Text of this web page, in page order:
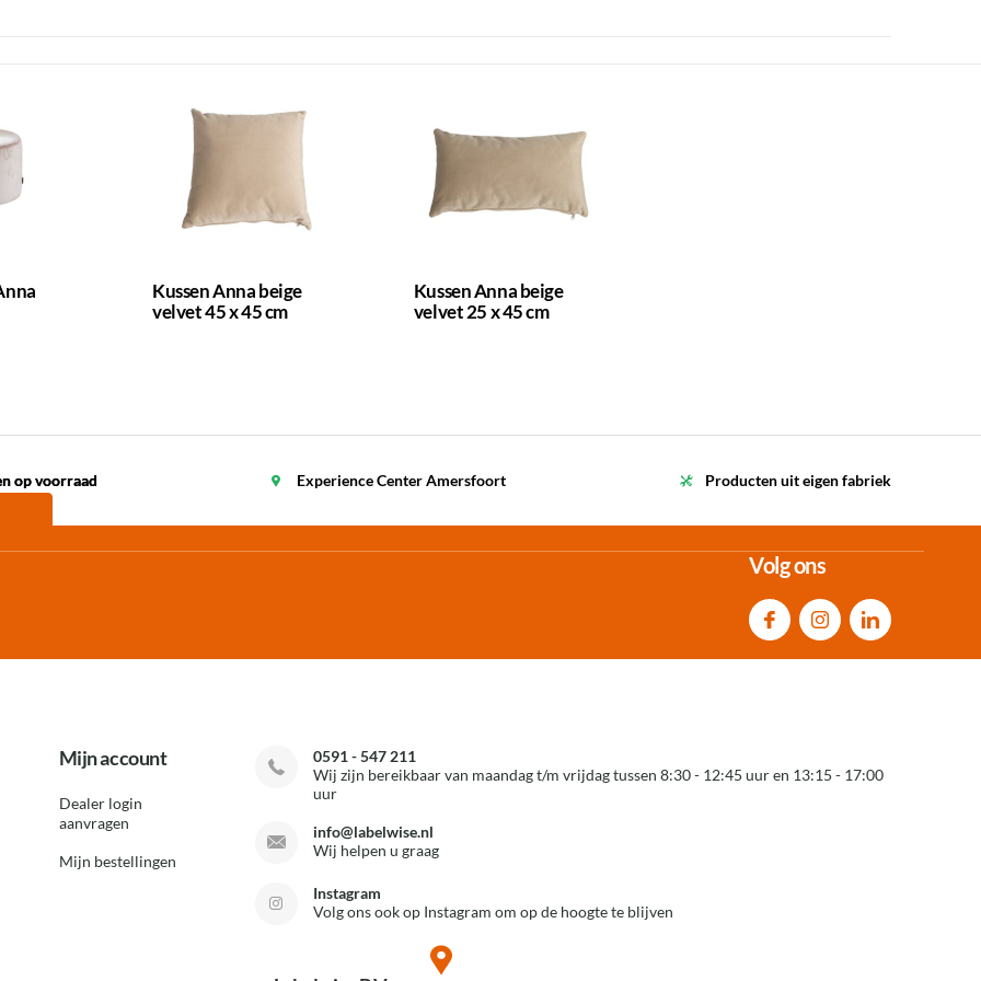
Kussen Anna beige
velvet 45 x 45 cm
Kussen Anna beige
velvet 25 x 45 cm
op voorraad Experience Center Amersfoort Producten uit eigen fabriek
op voorraad
Volg ons
Mijn account
Dealer login
aanvragen
Mijn bestellingen
0591 - 547 211
Wij zijn bereikbaar van maandag t/m vrijdag tussen 8:30 - 12:45 uur en 13:15 - 17:00
uur
info@labelwise.nl
Wij helpen u graag
Instagram
Volg ons ook op Instagram om op de hoogte te blijven